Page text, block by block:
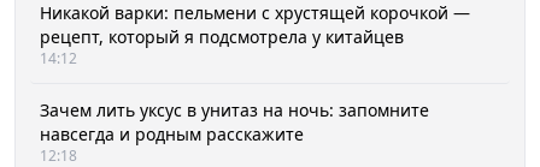
Никакой варки: пельмени с хрустящей корочкой —
рецепт, который я подсмотрела у китайцев
14:12
Зачем лить уксус в унитаз на ночь: запомните
навсегда и родным расскажите
12:18